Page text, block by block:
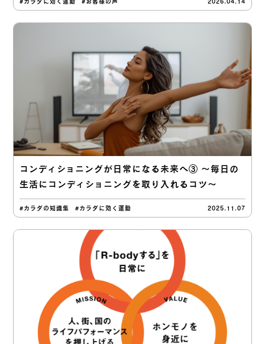
コンディショニングが日常になる未来へ③ 〜毎日の
生活にコンディショニングを取り入れるコツ〜
#カラダの知識集 #カラダに効く運動 2025.11.07